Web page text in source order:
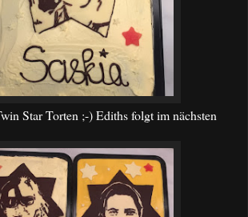
Star Torten ;-) Ediths folgt im nächsten